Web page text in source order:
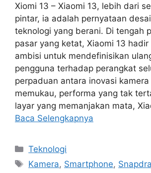
Xiomi 13 – Xiaomi 13, lebih dari
pintar, ia adalah pernyataan
teknologi yang berani. Di tengah
pasar yang ketat, Xiaomi 13 hadir
ambisi untuk mendefinisikan
pengguna terhadap perangkat
perpaduan antara inovasi kamera
memukau, performa yang tak
layar yang memanjakan mata,
Baca Selengkapnya
Kategori
Teknologi
Tag
Kamera, Smartphone,